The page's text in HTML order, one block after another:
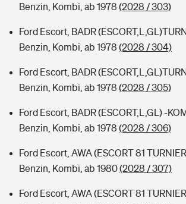
Benzin, Kombi, ab 1978 (2028 / 303)
Ford Escort, BADR
Benzin, Kombi, ab 1978 (2028 / 304)
Ford Escort, BADR
Benzin, Kombi, ab 1978 (2028 / 305)
Ford Escort, BADR (ESCORT,L,GL) -
Benzin, Kombi, ab 1978 (2028 / 306)
Ford Escort, AWA (ESCORT 81
Benzin, Kombi, ab 1980(2028 / 307)
Ford Escort, AWA (ESCORT 81